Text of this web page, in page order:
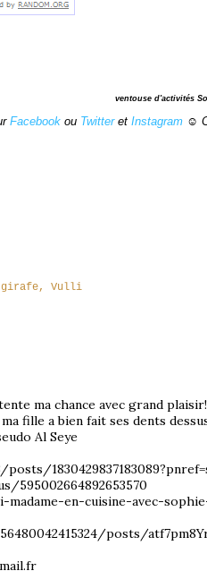
ventouse d'activités
Facebook ou Twitteret Instagram ☺
Vulli
ma chance avec grand plaisir!
fille a bien fait ses dents
Al Seye
en-cuisine-avec-
posts/